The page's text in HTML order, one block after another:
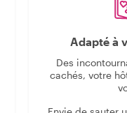
Adapté à
Des
cachés, votre